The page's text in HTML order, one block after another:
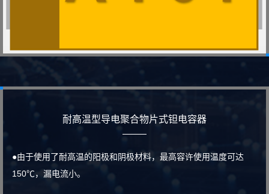
耐高温型导电聚合物片式钽电容器
●由于使用了耐高温的阳极和阴极材料，最高容许使用温度可达
150℃，漏电流小。